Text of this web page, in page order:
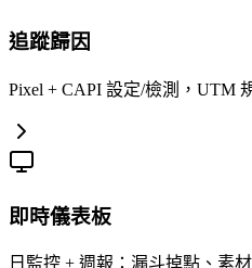
追蹤歸因
Pixel + CAPI 設定/檢測，UTM
即時儀表板
日監控 + 週報：漏斗掉點、素